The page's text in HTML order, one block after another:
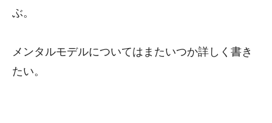
ぶ。
メンタルモデルについてはまたいつか詳しく書き
たい。